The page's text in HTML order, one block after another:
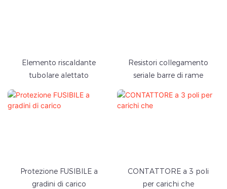
Elemento riscaldante
tubolare alettato
Resistori collegamento
seriale barre di rame
Protezione FUSIBILE a
gradini di carico
CONTATTORE a 3 poli
per carichi che